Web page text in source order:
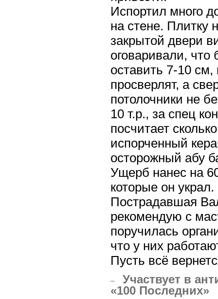
Испортил много
на стене. Плитку
закрытой двери
оговаривали, что
оставить 7-10 см,
просверлят, а
потолочники не
10 т.р., за спец
посчитает
испорченный
осторожный абу
Ущерб нанес на
которые он украл.
Пострадавшая
рекомендую с
поручилась
что у них
Пусть всё
–
Участвует в
«100 Последних»